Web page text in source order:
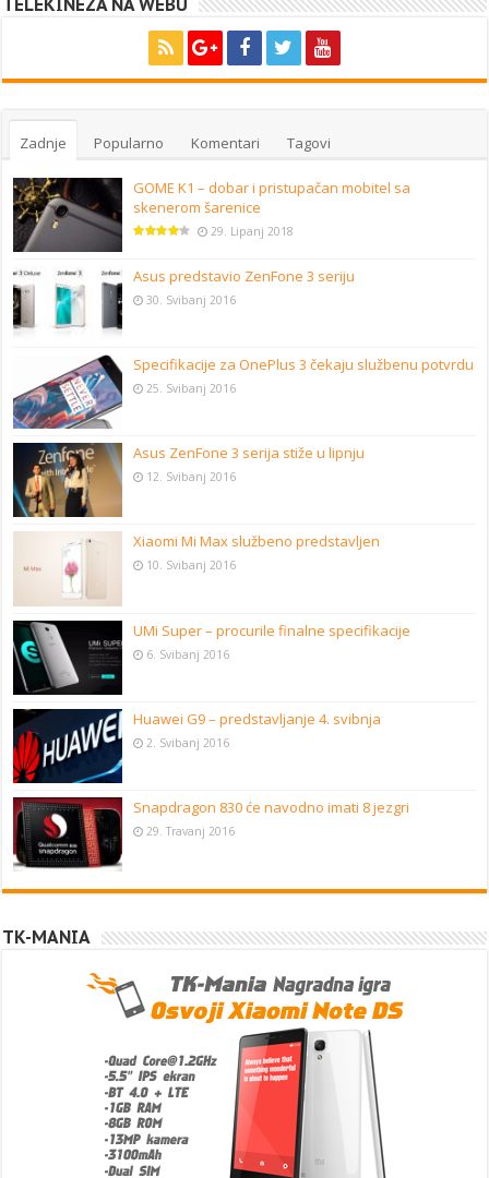
Zadnje Popularno Komentari Tagovi
GOME K1 – dobar i pristupačan mobitel sa
skenerom šarenice
29. Lipanj 2018
Asus predstavio ZenFone 3 seriju
30. Svibanj 2016
Specifikacije za OnePlus 3 čekaju službenu potvrdu
25. Svibanj 2016
Asus ZenFone 3 serija stiže u lipnju
12. Svibanj 2016
Xiaomi Mi Max službeno predstavljen
10. Svibanj 2016
UMi Super – procurile finalne specifikacije
6. Svibanj 2016
Huawei G9 – predstavljanje 4. svibnja
2. Svibanj 2016
Snapdragon 830 će navodno imati 8 jezgri
29. Travanj 2016
TK-MANIA